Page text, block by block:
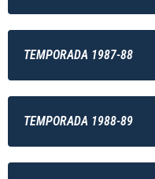
TEMPORADA 1987-88
TEMPORADA 1988-89